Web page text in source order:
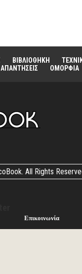
ΒΙΒΛΙΟΘΗΚΗ
ΟΜΟΡΦΙΑ
All Rights
Επικοινωνία